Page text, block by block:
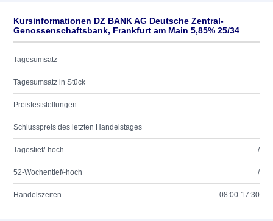
Kursinformationen DZ BANK AG Deutsche Zentral-
Genossenschaftsbank, Frankfurt am Main 5,85% 25/34
Tagesumsatz
Tagesumsatz in Stück
Preisfeststellungen
Schlusspreis des letzten Handelstages
Tagestief/-hoch /
52-Wochentief/-hoch /
Handelszeiten 08:00-17:30